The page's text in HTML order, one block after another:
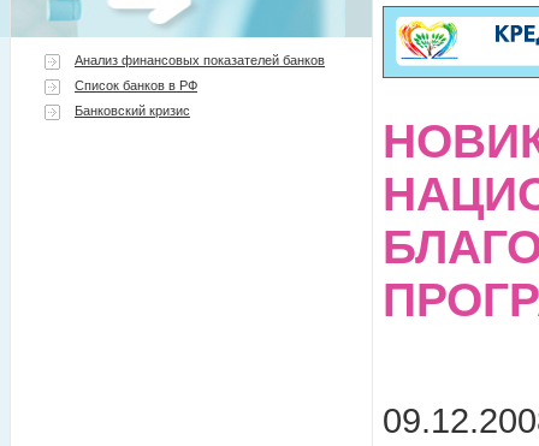
Анализ финансовых показателей банков
Список банков в РФ
Банковский кризис